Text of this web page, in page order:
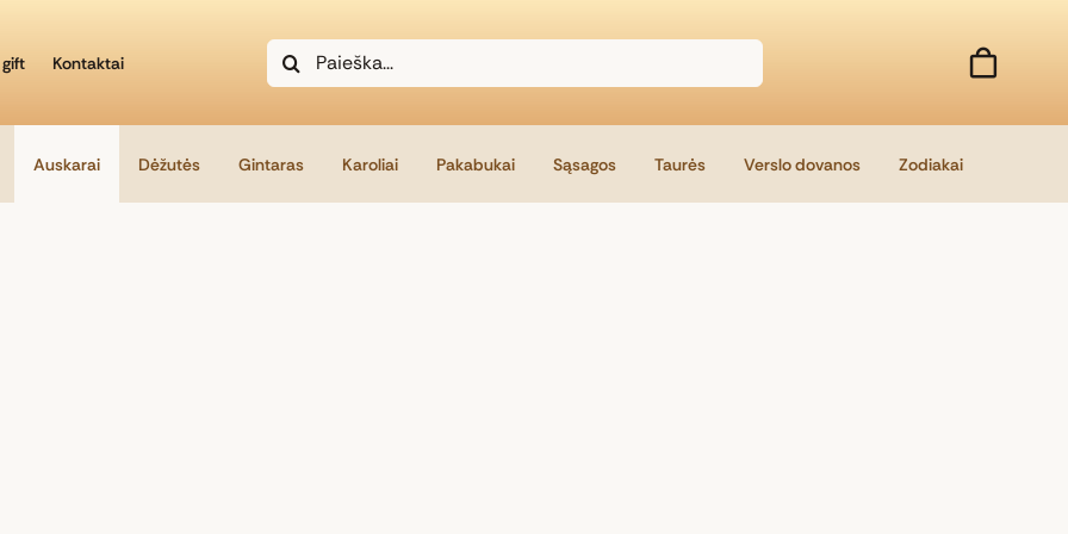
Kontaktai
Search
for:
Auskarai Dėžutės Gintaras Karoliai Pakabukai Sąsagos Taurės Verslo dovanos Zodiakai